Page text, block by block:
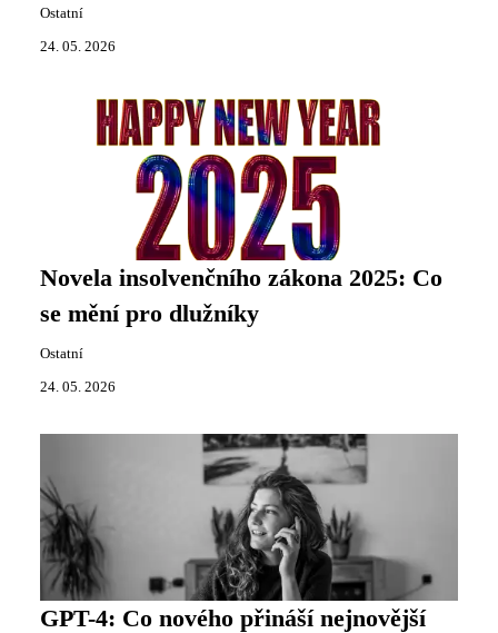
Ostatní
24. 05. 2026
Novela insolvenčního zákona 2025: Co
se mění pro dlužníky
Ostatní
24. 05. 2026
GPT-4: Co nového přináší nejnovější